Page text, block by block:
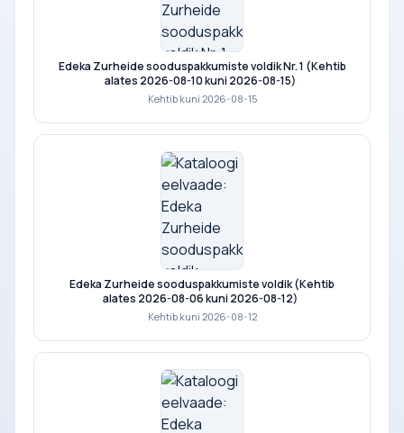
Edeka Zurheide sooduspakkumiste voldik Nr. 1 (Kehtib
alates 2026-08-10 kuni 2026-08-15)
Kehtib kuni 2026-08-15
Edeka Zurheide sooduspakkumiste voldik (Kehtib
alates 2026-08-06 kuni 2026-08-12)
Kehtib kuni 2026-08-12